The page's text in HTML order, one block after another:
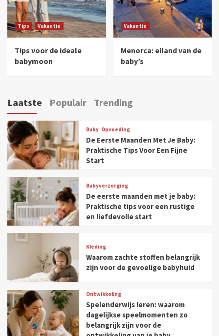
Tips Vakantie
Tips voor de ideale
babymoon
Vakantie
Menorca: eiland van de
baby’s
Laatste Populair Trending
Baby Opvoeding
De Eerste Maanden Met Je Baby:
Praktische Tips Voor Een Fijne
Start
Babyverzorging
De eerste maanden met je baby:
Praktische tips voor een rustige
en liefdevolle start
Kleding
Waarom zachte stoffen belangrijk
zijn voor de gevoelige babyhuid
Ontwikkeling
Spelenderwijs leren: waarom
dagelijkse speelmomenten zo
belangrijk zijn voor de